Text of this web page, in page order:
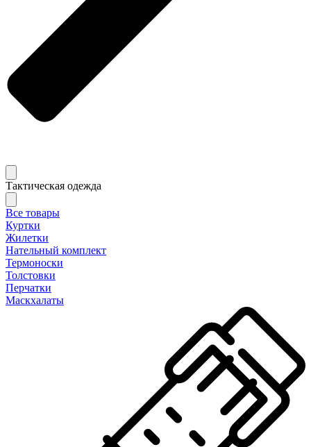
Тактическая одежда
Все товары
Куртки
Жилетки
Нательный комплект
Термоноски
Толстовки
Перчатки
Маскхалаты